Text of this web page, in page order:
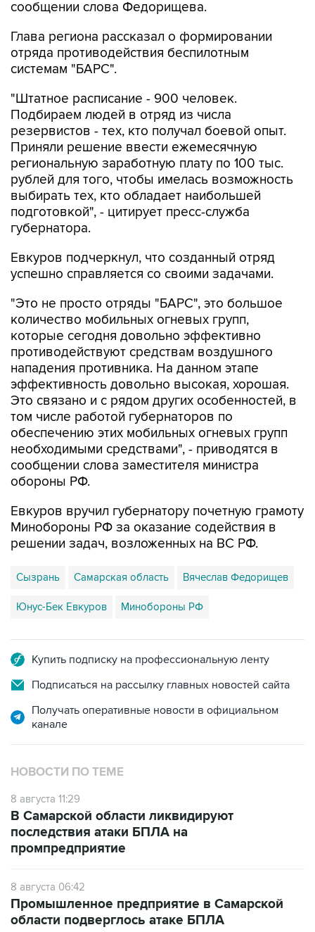
сообщении слова Федорищева.
Глава региона рассказал о формировании
отряда противодействия беспилотным
системам "БАРС".
"Штатное расписание - 900 человек.
Подбираем людей в отряд из числа
резервистов - тех, кто получал боевой опыт.
Приняли решение ввести ежемесячную
региональную заработную плату по 100 тыс.
рублей для того, чтобы имелась возможность
выбирать тех, кто обладает наибольшей
подготовкой", - цитирует пресс-служба
губернатора.
Евкуров подчеркнул, что созданный отряд
успешно справляется со своими задачами.
"Это не просто отряды "БАРС", это большое
количество мобильных огневых групп,
которые сегодня довольно эффективно
противодействуют средствам воздушного
нападения противника. На данном этапе
эффективность довольно высокая, хорошая.
Это связано и с рядом других особенностей, в
том числе работой губернаторов по
обеспечению этих мобильных огневых групп
необходимыми средствами", - приводятся в
сообщении слова заместителя министра
обороны РФ.
Евкуров вручил губернатору почетную грамоту
Минобороны РФ за оказание содействия в
решении задач, возложенных на ВС РФ.
Сызрань Самарская область Вячеслав Федорищев
Юнус-Бек Евкуров Минобороны РФ
Купить подписку на профессиональную ленту
Подписаться на рассылку главных новостей сайта
Получать оперативные новости в официальном
канале
НОВОСТИ ПО ТЕМЕ
8 августа 11:29
В Самарской области ликвидируют
последствия атаки БПЛА на
промпредприятие
8 августа 06:42
Промышленное предприятие в Самарской
области подверглось атаке БПЛА